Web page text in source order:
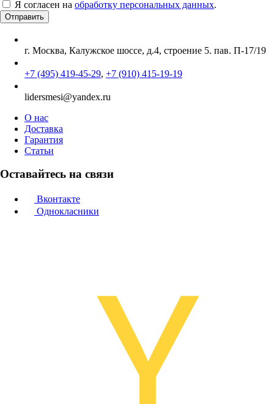
Я согласен на обработку персональных данных.
г. Москва, Калужское шоссе, д.4, строение 5. пав. П-17/19
+7 (495) 419-45-29, +7 (910) 415-19-19
lidersmesi@yandex.ru
О нас
Доставка
Гарантия
Статьи
Оставайтесь на связи
Вконтакте
Однокласники